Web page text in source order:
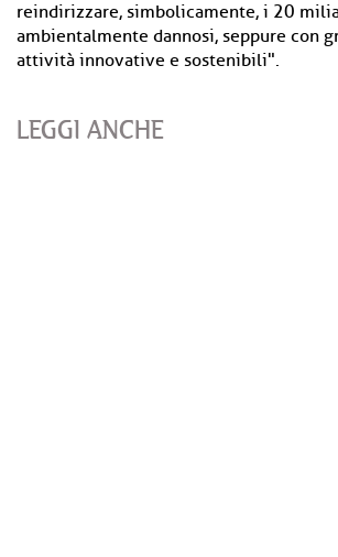
reindirizzare, simbolicamente, i 20
ambientalmente dannosi, seppure con
attività innovative e sostenibili".
LEGGI ANCHE